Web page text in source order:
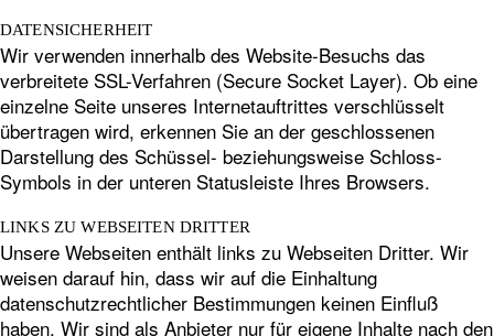
DATENSICHERHEIT
Wir verwenden innerhalb des Website-Besuchs das
verbreitete SSL-Verfahren (Secure Socket Layer). Ob eine
einzelne Seite unseres Internetauftrittes verschlüsselt
übertragen wird, erkennen Sie an der geschlossenen
Darstellung des Schüssel- beziehungsweise Schloss-
Symbols in der unteren Statusleiste Ihres Browsers.
LINKS ZU WEBSEITEN DRITTER
Unsere Webseiten enthält links zu Webseiten Dritter. Wir
weisen darauf hin, dass wir auf die Einhaltung
datenschutzrechtlicher Bestimmungen keinen Einfluß
haben. Wir sind als Anbieter nur für eigene Inhalte nach den